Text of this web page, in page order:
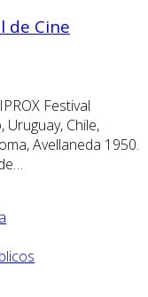
de Cine
Festival
Chile,
Avellaneda 1950.